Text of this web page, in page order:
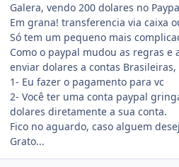
Galera, vendo 200 dolares no
Em grana! transferencia via caixa
Só tem um pequeno mais
Como o paypal mudou as regras e
enviar dolares a contas
1- Eu fazer o pagamento para vc
2- Você ter uma conta paypal
dolares diretamente a sua conta.
Fico no aguardo, caso alguem
Grato...